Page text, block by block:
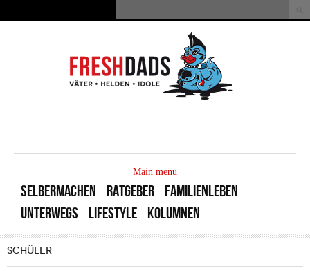
Suchformular
Main menu
SELBERMACHEN RATGEBER
FAMILIENLEBEN
UNTERWEGS
LIFESTYLE KOLUMNEN
SCHÜLER